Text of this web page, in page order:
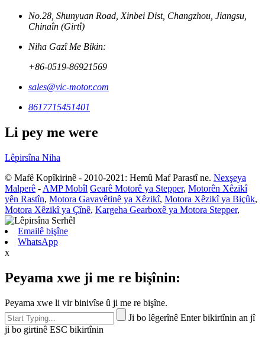
No.28, Shunyuan Road, Xinbei Dist, Changzhou, Jiangsu,
Chinaîn (Girtî)
Niha Gazî Me Bikin:
+86-0519-86921569
sales@vic-motor.com
8617715451401
Li pey me were
Lêpirsîna Niha
© Mafê Kopîkirinê - 2010-2021: Hemû Maf Parastî ne. Nexşeya
Malperê - AMP Mobîl Gearê Motorê ya Stepper, Motorên Xêzikî
yên Rastîn, Motora Gavavêtinê ya Xêzikî, Motora Xêzikî ya Biçûk,
Motora Xêzikî ya Çînê, Kargeha Gearboxê ya Motora Stepper,
Emailê bişîne
WhatsApp
x
Peyama xwe ji me re bişînin:
Peyama xwe li vir binivîse û ji me re bişîne.
Ji bo lêgerînê Enter bikirtînin an jî
ji bo girtinê ESC bikirtînin